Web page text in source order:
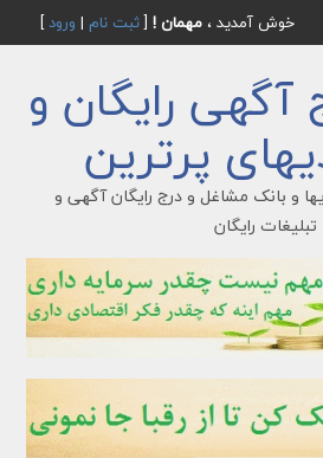
خوش آمدید ، مهمان ![ثبت نام | ورود]
رایگان و
پرترین
و بانک مشاغل و درج رایگان آگهی و
تبلیغات رایگان